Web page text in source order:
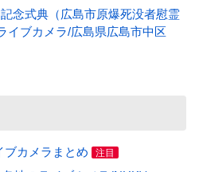
念式典（広島市原爆死没者慰霊
イブカメラ/広島県広島市中区
ブカメラまとめ 注目